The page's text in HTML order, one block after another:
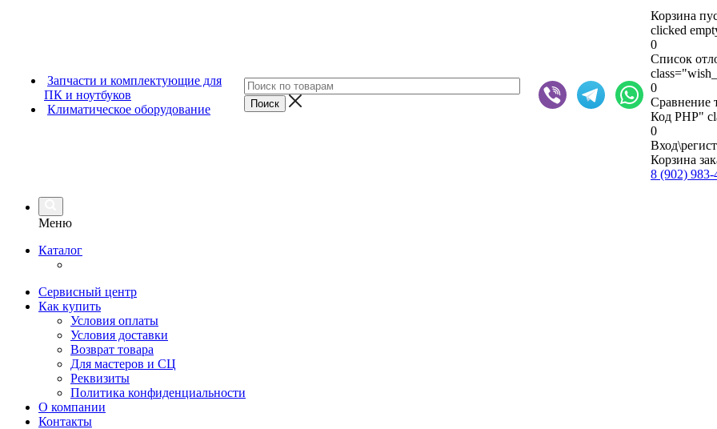
Запчасти и комплектующие для
ПК и ноутбуков
Климатическое оборудование
Корзина
clicked
0
Список
0
Сравнение
Код PHP"
0
Корзина
8 (902) 983-
Меню
Каталог
Сервисный центр
Как купить
Условия оплаты
Условия доставки
Возврат товара
Для мастеров и СЦ
Реквизиты
Политика конфиденциальности
О компании
Контакты